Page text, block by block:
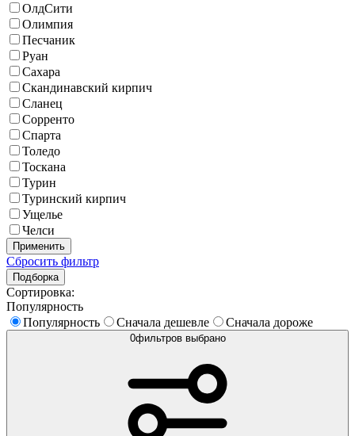
ОлдСити
Олимпия
Песчаник
Руан
Сахара
Скандинавский кирпич
Сланец
Сорренто
Спарта
Толедо
Тоскана
Турин
Туринский кирпич
Ущелье
Челси
Применить
Сбросить фильтр
Подборка
Сортировка:
Популярность
Популярность
Сначала дешевле Сначала дороже
0фильтров выбрано